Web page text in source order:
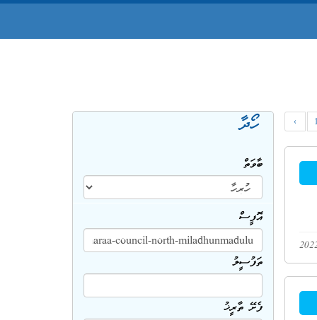
ހޯދާ
ބާވަތް
އޮފީސް
ތަފުސީލު
ފެށޭ ތާރީޚު
‹